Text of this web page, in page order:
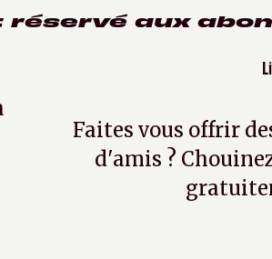
réservé aux
Faites vous offrir
d'amis ?